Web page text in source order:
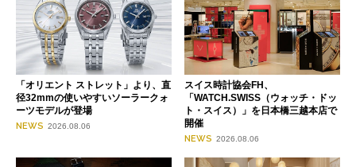
「オリエント ストレット」より、直
径32mmの使いやすいソーラークォ
ーツモデルが登場
NEWS 2026.08.06
スイス時計協会FH、
「WATCH.SWISS（ウォッチ・ドッ
ト・スイス）」を日本橋三越本店で
開催
NEWS 2026.08.06